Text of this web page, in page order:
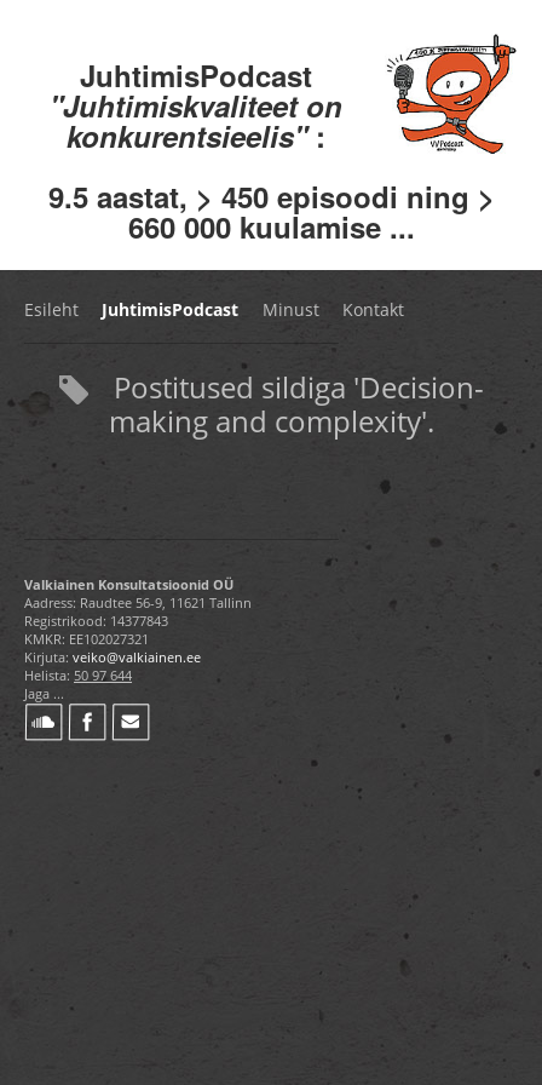
JuhtimisPodcast
"Juhtimiskvaliteet on
konkurentsieelis" :
9.5 aastat, > 450 episoodi ning >
660 000 kuulamise ...
Esileht JuhtimisPodcast Minust Kontakt
Postitused sildiga 'Decision-
making and complexity'.
Valkiainen Konsultatsioonid OÜ
Aadress: Raudtee 56-9, 11621 Tallinn
Registrikood: 14377843
KMKR: EE102027321
Kirjuta: veiko@valkiainen.ee
Helista: 50 97 644
Jaga ...